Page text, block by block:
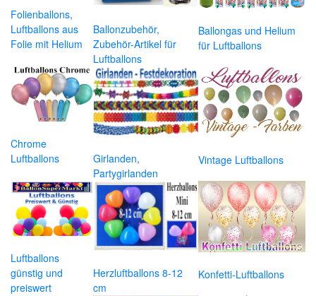
Folienballons,
Luftballons aus
Folie mit Helium
Ballonzubehör,
Zubehör-Artikel für
Luftballons
Ballongas und Helium
für Luftballons
Chrome
Luftballons
Girlanden,
Partygirlanden
Vintage Luftballons
Luftballons
günstig und
preiswert
Herzluftballons 8-12
cm
Konfetti-Luftballons